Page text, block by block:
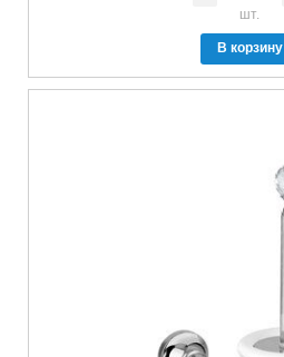
шт.
В корзину